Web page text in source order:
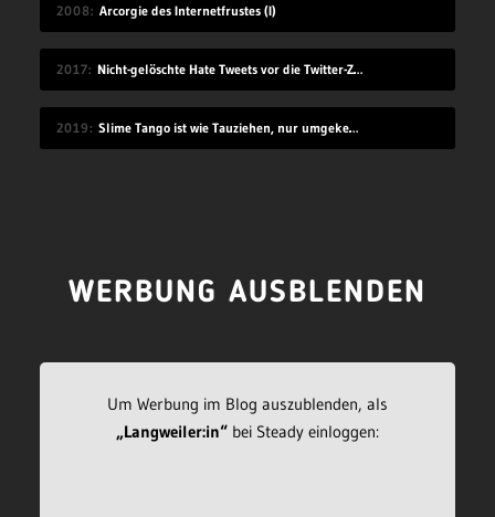
2008 Arcorgie des Internetfrustes (I)
2017 Nicht-gelöschte Hate Tweets vor die Twitter-Zentrale gesprüht
2019 Slime Tango ist wie Tauziehen, nur umgekehrt
WERBUNG AUSBLENDEN
Um Werbung im Blog auszublenden, als
„Langweiler:in“bei Steady einloggen: